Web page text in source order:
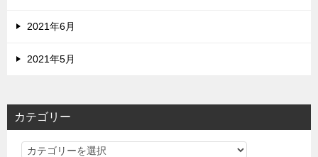
2021年6月
2021年5月
カテゴリー
カ